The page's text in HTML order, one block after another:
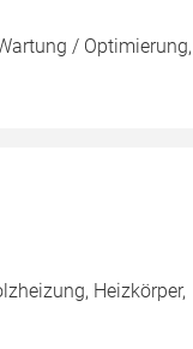
/ Optimierung,
Heizkörper,